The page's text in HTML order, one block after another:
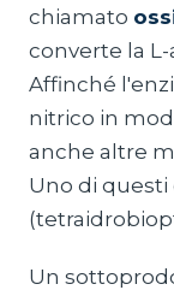
chiamato
converte la
Affinché
nitrico in
anche altre
Uno di
Un